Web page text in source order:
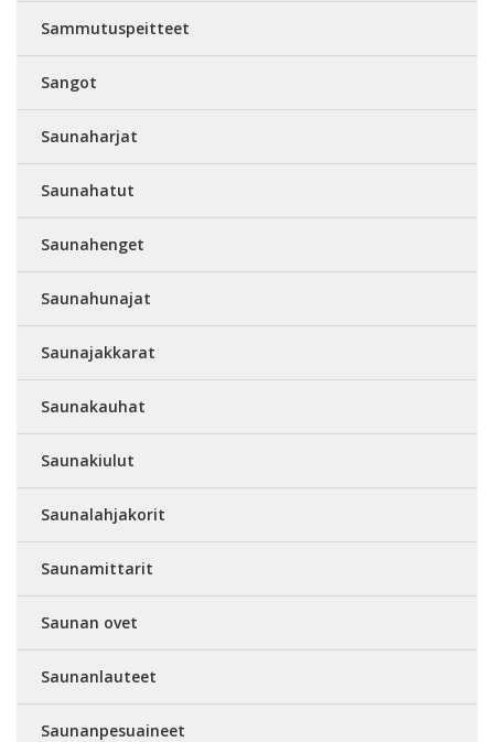
Sammutuspeitteet
Sangot
Saunaharjat
Saunahatut
Saunahenget
Saunahunajat
Saunajakkarat
Saunakauhat
Saunakiulut
Saunalahjakorit
Saunamittarit
Saunan ovet
Saunanlauteet
Saunanpesuaineet